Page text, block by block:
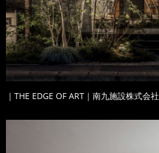
｜THE EDGE OF ART｜南九施設株式会社